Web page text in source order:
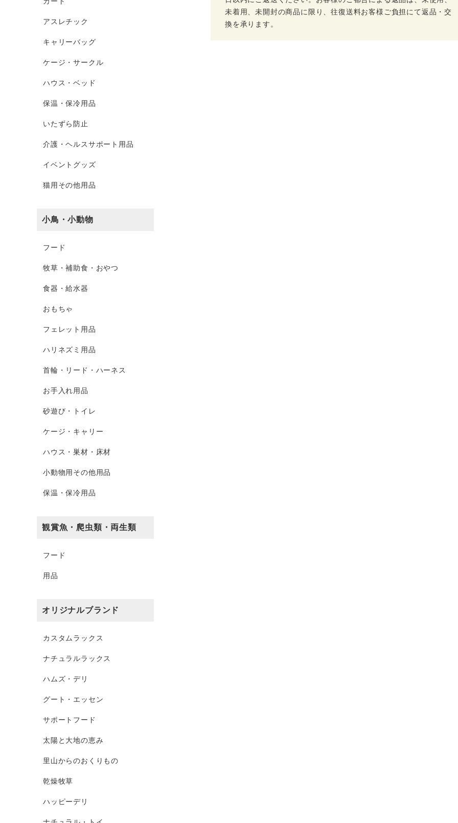
アスレチック
キャリーバッグ
ケージ・サークル
ハウス・ベッド
保温・保冷用品
いたずら防止
介護・ヘルスサポート用品
イベントグッズ
猫用その他用品
小鳥・小動物
フード
牧草・補助食・おやつ
食器・給水器
おもちゃ
フェレット用品
ハリネズミ用品
首輪・リード・ハーネス
お手入れ用品
砂遊び・トイレ
ケージ・キャリー
ハウス・巣材・床材
小動物用その他用品
保温・保冷用品
観賞魚・爬虫類・両生類
フード
用品
オリジナルブランド
カスタムラックス
ナチュラルラックス
ハムズ・デリ
グート・エッセン
サポートフード
太陽と大地の恵み
里山からのおくりもの
乾燥牧草
ハッピーデリ
未着用、未開封の商品に限り、往復送料お客様ご負担にて返品・交
換を承ります。